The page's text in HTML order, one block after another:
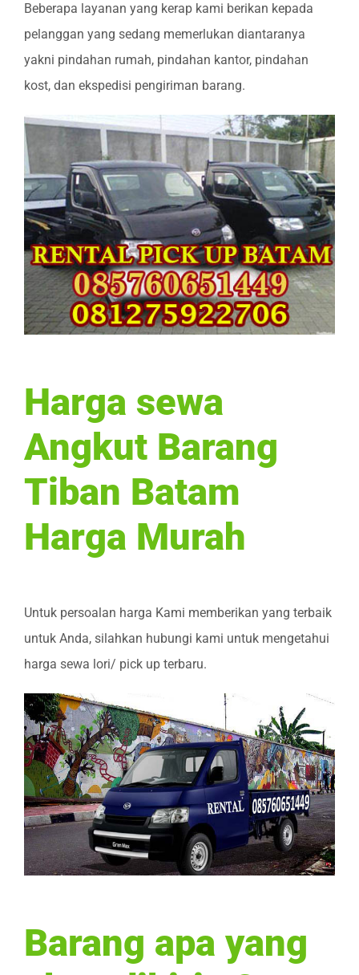
Beberapa layanan yang kerap kami berikan kepada
pelanggan yang sedang memerlukan diantaranya
yakni pindahan rumah, pindahan kantor, pindahan
kost, dan ekspedisi pengiriman barang.
Harga sewa
Angkut Barang
Tiban Batam
Harga Murah
Untuk persoalan harga Kami memberikan yang terbaik
untuk Anda, silahkan hubungi kami untuk mengetahui
harga sewa lori/ pick up terbaru.
Barang apa yang